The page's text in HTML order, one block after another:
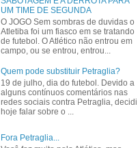
UM TIME DE SEGUNDA
O JOGO Sem sombras de duvidas o
Atletiba foi um fiasco em se tratando
de futebol. O Atlético não entrou em
campo, ou se entrou, entrou...
Quem pode substituir Petraglia?
19 de julho, dia do futebol. Devido a
alguns contínuos comentários nas
redes sociais contra Petraglia, decidi
hoje falar sobre o ...
Fora Petraglia...